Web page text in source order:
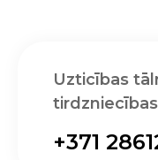
Uzticības
+371